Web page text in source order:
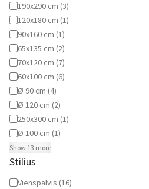
190x290 cm (3)
120x180 cm (1)
90x160 cm (1)
65x135 cm (2)
70x120 cm (7)
60x100 cm (6)
Ø 90 cm (4)
Ø 120 cm (2)
250x300 cm (1)
Ø 100 cm (1)
Show 13 more
Stilius
Stilius
Vienspalvis (16)